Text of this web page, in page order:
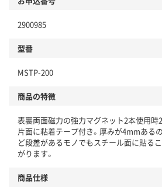
2900985
型番
MSTP-200
商品の特徴
表裏両面磁力の強力マグネット2本使用時
片面に粘着テープ付き。厚みが4mmある
ど段差があるモノでもスチール面に貼る
がります。
商品仕様